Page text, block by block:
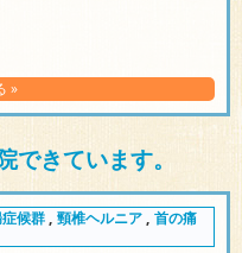
»
できています。
候群, 頸椎ヘルニア, 首の痛